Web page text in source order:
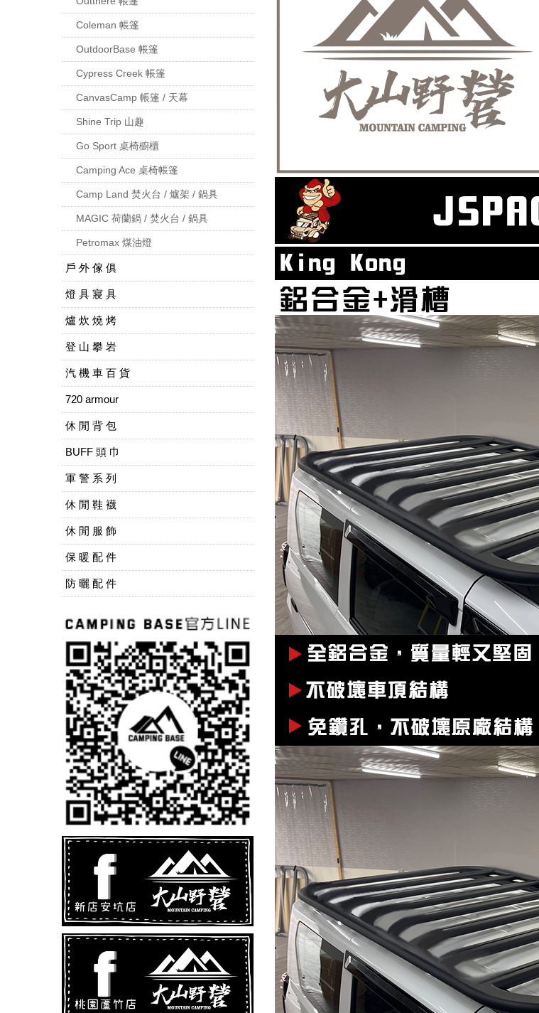
Coleman 帳篷
OutdoorBase 帳篷
Cypress Creek 帳篷
CanvasCamp 帳篷 / 天幕
Shine Trip 山趣
Go Sport 桌椅櫥櫃
Camping Ace 桌椅帳篷
Camp Land 焚火台 / 爐架 / 鍋具
MAGIC 荷蘭鍋 / 焚火台 / 鍋具
Petromax 煤油燈
戶 外 傢 俱
燈 具 寢 具
爐 炊 燒 烤
登 山 攀 岩
汽 機 車 百 貨
720 armour
休 閒 背 包
BUFF 頭 巾
軍 警 系 列
休 閒 鞋 襪
休 閒 服 飾
保 暖 配 件
防 曬 配 件